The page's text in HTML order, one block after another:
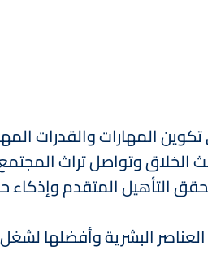
المهارات والقدرات
الخلاق وتواصل تراث
التأهيل المتقدم
البشرية وأفضلها